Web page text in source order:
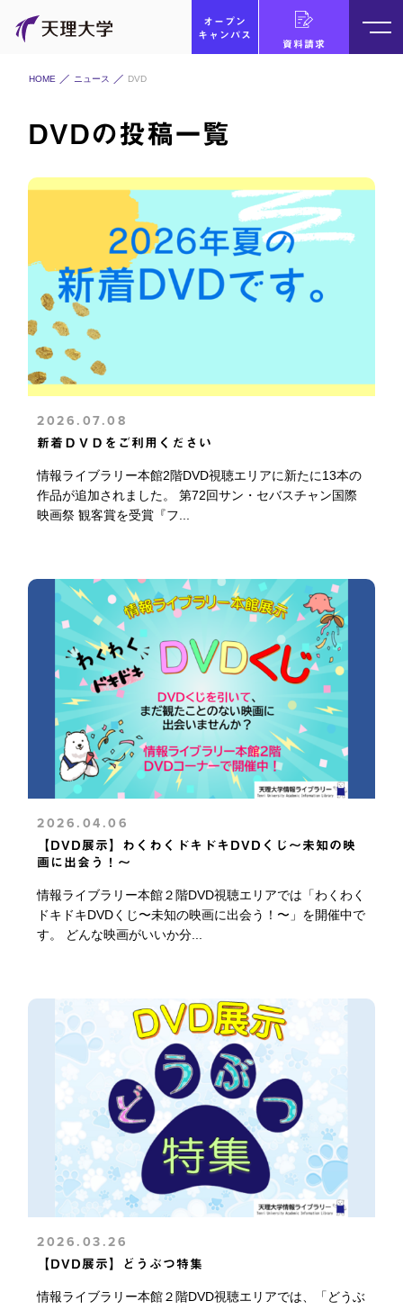
オープン
キャンパス
資料請求
HOME ニュース DVD
DVDの投稿一覧
2026.07.08
新着ＤＶＤをご利用ください
情報ライブラリー本館2階DVD視聴エリアに新たに13本の
作品が追加されました。 第72回サン・セバスチャン国際
映画祭 観客賞を受賞『フ...
2026.04.06
【DVD展示】わくわくドキドキDVDくじ〜未知の映
画に出会う！〜
情報ライブラリー本館２階DVD視聴エリアでは「わくわく
ドキドキDVDくじ〜未知の映画に出会う！〜」を開催中で
す。 どんな映画がいいか分...
2026.03.26
【DVD展示】どうぶつ特集
情報ライブラリー本館２階DVD視聴エリアでは、「どうぶ